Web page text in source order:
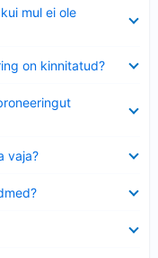
mul ei ole
on kinnitatud?
vaja?